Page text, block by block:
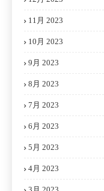
11月 2023
10月 2023
9月 2023
8月 2023
7月 2023
6月 2023
5月 2023
4月 2023